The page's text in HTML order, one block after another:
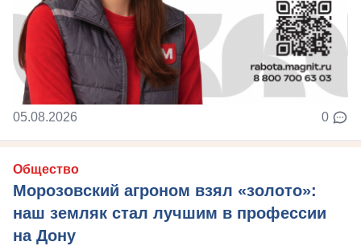
05.08.2026 0
Общество
Морозовский агроном взял «золото»:
наш земляк стал лучшим в профессии
на Дону